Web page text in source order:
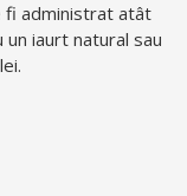
fi administrat atât
iaurt natural sau